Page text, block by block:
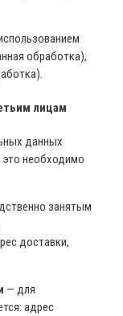
обработка),
лицам
данных
это необходимо
занятым
доставки,
— для
адрес